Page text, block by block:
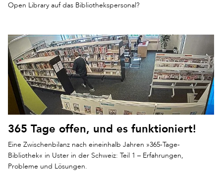
Open Library auf das Bibliothekspersonal?
365 Tage offen, und es funktioniert!
Eine Zwischenbilanz nach eineinhalb Jahren »365-Tage-
Bibliothek« in Uster in der Schweiz: Teil 1 – Erfahrungen,
Probleme und Lösungen.